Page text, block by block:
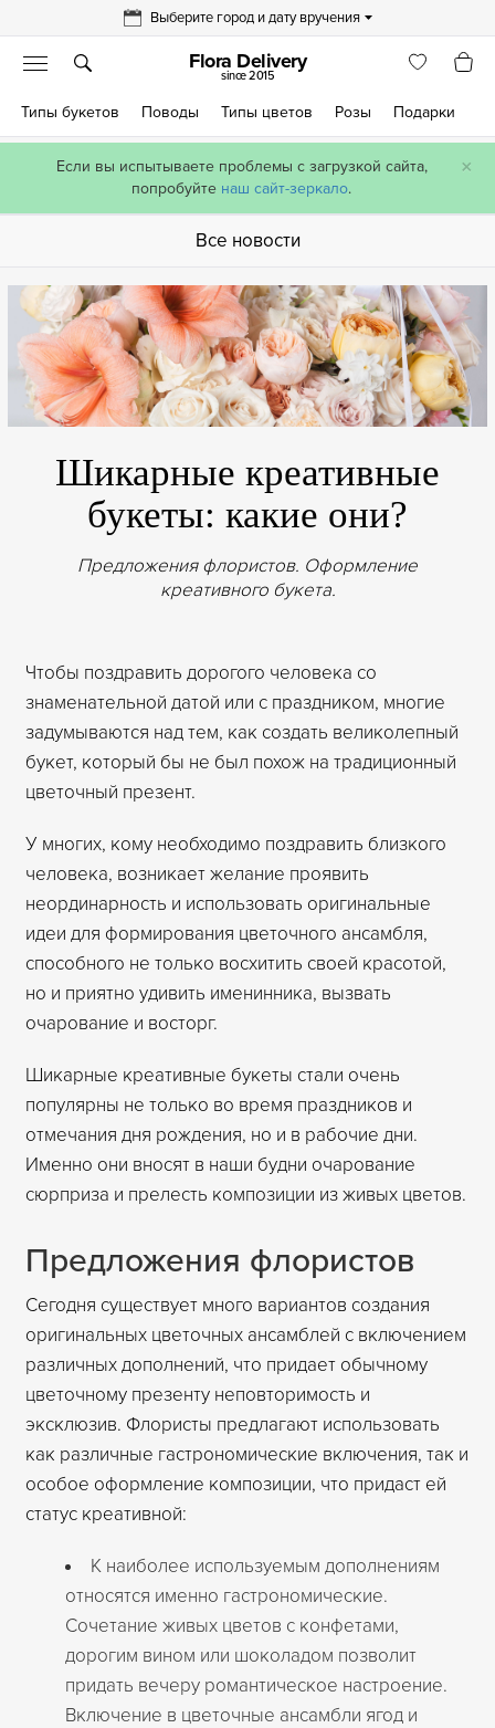
×
Если вы испытываете проблемы с загрузкой сайта,
попробуйте наш сайт-зеркало.
Выберите город и дату вручения
Flora Delivery
since 2015
Типы букетов Поводы Типы цветов Розы Подарки
Все новости
Шикарные креативные
букеты: какие они?
Предложения флористов. Оформление
креативного букета.
Чтобы поздравить дорогого человека со
знаменательной датой или с праздником, многие
задумываются над тем, как создать великолепный
букет, который бы не был похож на традиционный
цветочный презент.
У многих, кому необходимо поздравить близкого
человека, возникает желание проявить
неординарность и использовать оригинальные
идеи для формирования цветочного ансамбля,
способного не только восхитить своей красотой,
но и приятно удивить именинника, вызвать
очарование и восторг.
Шикарные креативные букеты стали очень
популярны не только во время праздников и
отмечания дня рождения, но и в рабочие дни.
Именно они вносят в наши будни очарование
сюрприза и прелесть композиции из живых цветов.
Предложения флористов
Сегодня существует много вариантов создания
оригинальных цветочных ансамблей с включением
различных дополнений, что придает обычному
цветочному презенту неповторимость и
эксклюзив. Флористы предлагают использовать
как различные гастрономические включения, так и
особое оформление композиции, что придаст ей
статус креативной:
К наиболее используемым дополнениям
относятся именно гастрономические.
Сочетание живых цветов с конфетами,
дорогим вином или шоколадом позволит
придать вечеру романтическое настроение.
Включение в цветочные ансамбли ягод и